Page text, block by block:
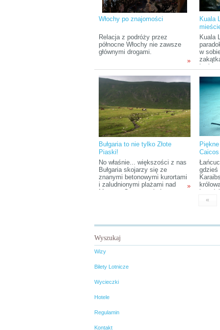
Włochy po znajomości
Relacja z podróży przez
północne Włochy nie zawsze
głównymi drogami.
»
Kuala
Kuala
w
Bułgaria to nie tylko Złote
Piaski!
No właśnie... większości z nas
Bułgaria skojarzy się ze
znanymi betonowymi kurortami
i zaludnionymi plażami nad
Morzem Czarnym, które to,
naprawdę wiele przegapić...
»
Caicos
gdzieś
jest
wyspy
«
Wyszukaj
Wizy
Bilety Lotnicze
Wycieczki
Hotele
Regulamin
Kontakt